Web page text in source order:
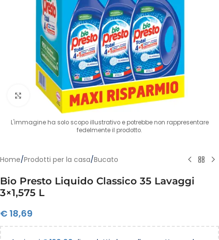
Clicca per ingrandire
L'immagine ha solo scopo illustrativo e potrebbe non rappresentare
fedelmente il prodotto.
Home/Prodotti per la casa/Bucato
Bio Presto Liquido Classico 35 Lavaggi
3×1,575 L
€ 18,69